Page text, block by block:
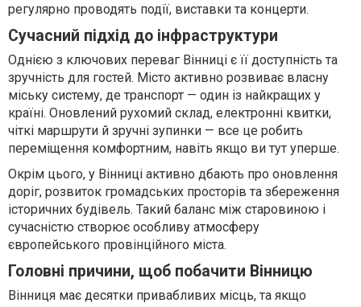
регулярно проводять події, виставки та концерти.
Сучасний підхід до інфраструктури
Однією з ключових переваг Вінниці є її доступність та
зручність для гостей. Місто активно розвиває власну
міську систему, де транспорт — один із найкращих у
країні. Оновлений рухомий склад, електронні квитки,
чіткі маршрути й зручні зупинки — все це робить
переміщення комфортним, навіть якщо ви тут уперше.
Окрім цього, у Вінниці активно дбають про оновлення
доріг, розвиток громадських просторів та збереження
історичних будівель. Такий баланс між старовиною і
сучасністю створює особливу атмосферу
європейського провінційного міста.
Головні причини, щоб побачити Вінницю
Вінниця має десятки привабливих місць, та якщо